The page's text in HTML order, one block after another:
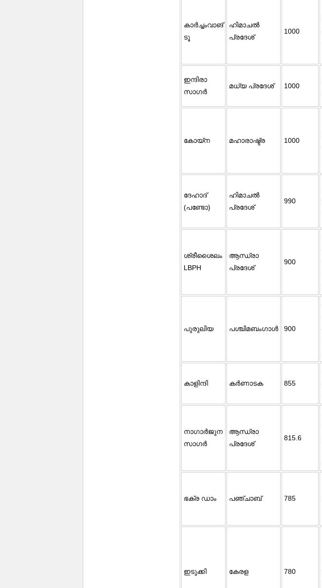
കാര്‍ച്ചംവാങ്
ടൂ
ഹിമാചല്‍
പ്രദേശ്‌
1000
ഇന്ദിരാ
സാഗര്‍
മധ്യ പ്രദേശ്‌ 1000
കോയ്ന മഹാരാഷ്ട്ര 1000
ദേഹാദ്
(പണ്ടോ)
ഹിമാചല്‍
പ്രദേശ്‌
990
ശ്രീശൈലം
LBPH
ആന്ധ്രാ
പ്രദേശ്‌
900
പുരുലിയ പശ്ചിമബംഗാൾ 900
കാളിന്ദി കര്‍ണാടക 855
നാഗാർജുന
സാഗർ
ആന്ധ്രാ
പ്രദേശ്‌
815.6
ഭക്ര ഡാം പഞ്ചാബ് 785
ഇടുക്കി കേരള 780